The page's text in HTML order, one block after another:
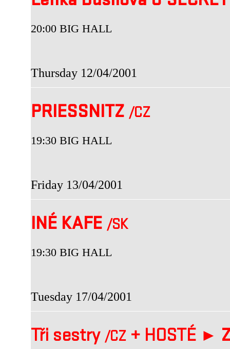
20:00 BIG HALL
Thursday 12/04/2001
PRIESSNITZ /CZ
19:30 BIG HALL
Friday 13/04/2001
INÉ KAFE /SK
19:30 BIG HALL
Tuesday 17/04/2001
Tři sestry /CZ + HOSTÉ ►